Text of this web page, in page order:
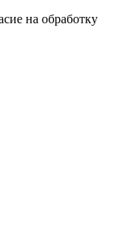
на обработку